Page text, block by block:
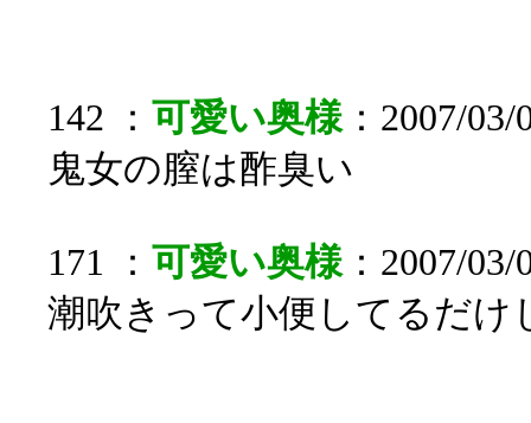
142 ： 可愛い奥様：2007/03/
鬼女の膣は酢臭い
171 ： 可愛い奥様：2007/03/
潮吹きって小便してるだけ